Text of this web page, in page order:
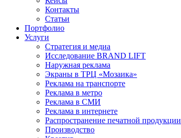
Контакты
Статьи
Портфолио
Услуги
Стратегия и медиа
Исследование BRAND LIFT
Наружная реклама
Экраны в ТРЦ «Мозаика»
Реклама на транспорте
Реклама в метро
Реклама в СМИ
Реклама в интернете
Распространение печатной продукции
Производство